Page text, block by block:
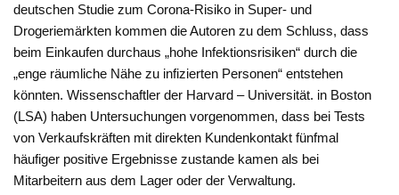
deutschen Studie zum Corona-Risiko in Super- und
Drogeriemärkten kommen die Autoren zu dem Schluss, dass
beim Einkaufen durchaus „hohe Infektionsrisiken“ durch die
„enge räumliche Nähe zu infizierten Personen“ entstehen
könnten. Wissenschaftler der Harvard – Universität. in Boston
(LSA) haben Untersuchungen vorgenommen, dass bei Tests
von Verkaufskräften mit direkten Kundenkontakt fünfmal
häufiger positive Ergebnisse zustande kamen als bei
Mitarbeitern aus dem Lager oder der Verwaltung.